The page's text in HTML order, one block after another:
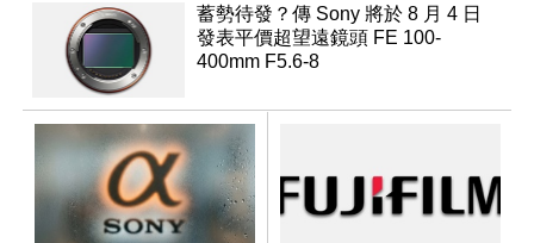
蓄勢待發？傳 Sony 將於 8 月 4 日
發表平價超望遠鏡頭 FE 100-
400mm F5.6-8